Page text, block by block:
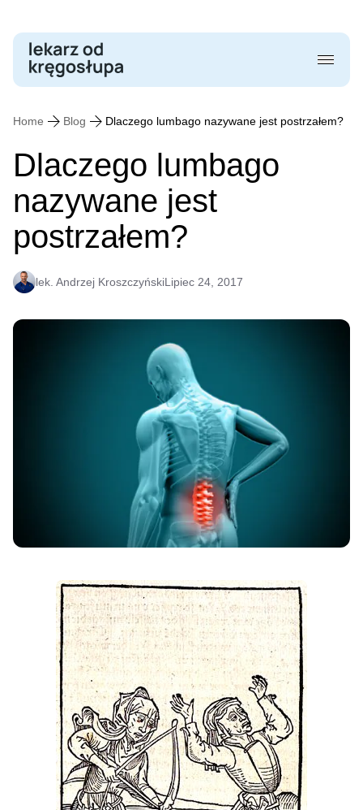
Skip
content
Home Blog Dlaczego lumbago nazywane jest postrzałem?
Dlaczego lumbago
nazywane jest
postrzałem?
lek. Andrzej KroszczyńskiLipiec 24, 2017